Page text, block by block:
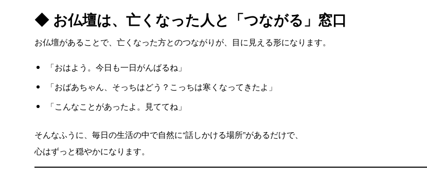
◆ お仏壇は、亡くなった人と「つながる」窓口
お仏壇があることで、亡くなった方とのつながりが、目に見える形になります。
「おはよう。今日も一日がんばるね」
「おばあちゃん、そっちはどう？こっちは寒くなってきたよ」
「こんなことがあったよ。見ててね」
そんなふうに、毎日の生活の中で自然に“話しかける場所”があるだけで、
心はずっと穏やかになります。